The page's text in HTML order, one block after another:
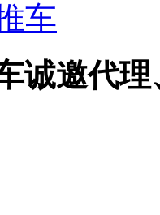
车
诚邀代理